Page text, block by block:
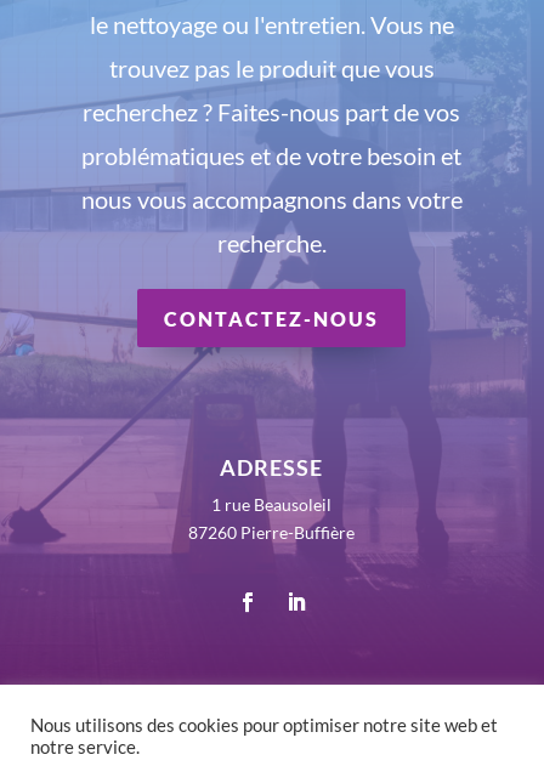
le nettoyage ou l'entretien. Vous ne
trouvez pas le produit que vous
recherchez ? Faites-nous part de vos
problématiques et de votre besoin et
nous vous accompagnons dans votre
recherche.
CONTACTEZ-NOUS
ADRESSE
1 rue Beausoleil
87260 Pierre-Buffière
©2026 RLV France - Tous droits réservés -
Nous utilisons des cookies pour optimiser notre site web et
notre service.